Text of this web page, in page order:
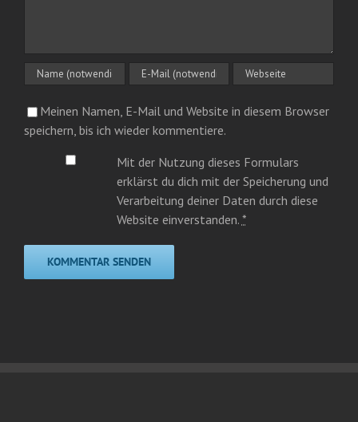
Meinen Namen, E-Mail und Website in diesem Browser
speichern, bis ich wieder kommentiere.
Mit der Nutzung dieses Formulars
erklärst du dich mit der Speicherung und
Verarbeitung deiner Daten durch diese
Website einverstanden. *